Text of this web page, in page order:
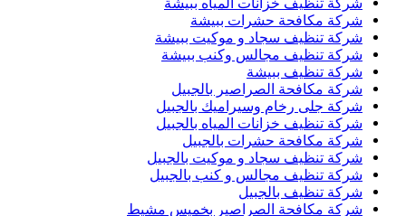
شركة تنظيف خزانات المياه ببيشة
شركة مكافحة حشرات ببيشة
شركة تنظيف سجاد و موكيت ببيشة
شركة تنظيف مجالس وكنب ببيشة
شركة تنظيف ببيشة
شركة مكافحة الصراصير بالجبيل
شركة جلى رخام وسيراميك بالجبيل
شركة تنظيف خزانات المياه بالجبيل
شركة مكافحة حشرات بالجبيل
شركة تنظيف سجاد و موكيت بالجبيل
شركة تنظيف مجالس و كنب بالجبيل
شركة تنظيف بالجبيل
شركة مكافحة الصراصير بخميس مشيط